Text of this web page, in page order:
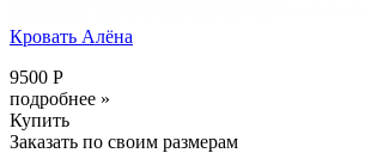
Кровать Алёна
9500 Р
подробнее »
Купить
Заказать по своим размерам